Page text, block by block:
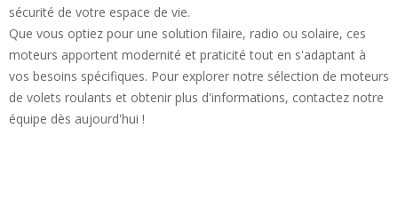
sécurité de votre espace de vie.
Que vous optiez pour une solution filaire, radio ou solaire, ces
moteurs apportent modernité et praticité tout en s'adaptant à
vos besoins spécifiques. Pour explorer notre sélection de moteurs
de volets roulants et obtenir plus d'informations, contactez notre
équipe dès aujourd'hui !